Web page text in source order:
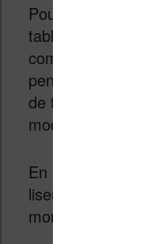
Pour le moment, les
tableau ci-dessous)
compatibles avec
pense que cela
de temps avec la
modèles.
En attendant, vous
liseuses
moment :